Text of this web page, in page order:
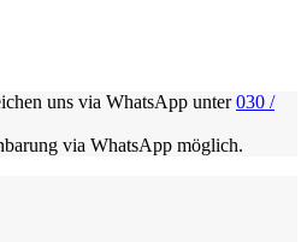
uns via WhatsApp unter030 /
via WhatsApp möglich.